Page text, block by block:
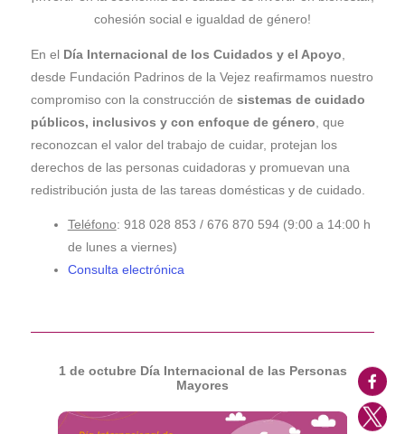
cohesión social e igualdad de género!
En el Día Internacional de los Cuidados y el Apoyo
desde Fundación Padrinos de la Vejez reafirmamos nuestro
compromiso con la construcción de sistemas de cuidado
públicos, inclusivos y con enfoque de género , que
reconozcan el valor del trabajo de cuidar, protejan los
derechos de las personas cuidadoras y promuevan una
redistribución justa de las tareas domésticas y de cuidado.
Teléfono: 918 028 853 / 676 870 594 (9:00 a 14:00 h
de lunes a viernes)
Consulta electrónica
1 de octubre Día Internacional de las Personas
Mayores